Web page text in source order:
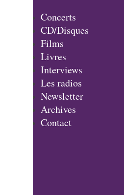
Concerts
CD/Disques
Films
Livres
Interviews
Les radios
Newsletter
Archives
Contact